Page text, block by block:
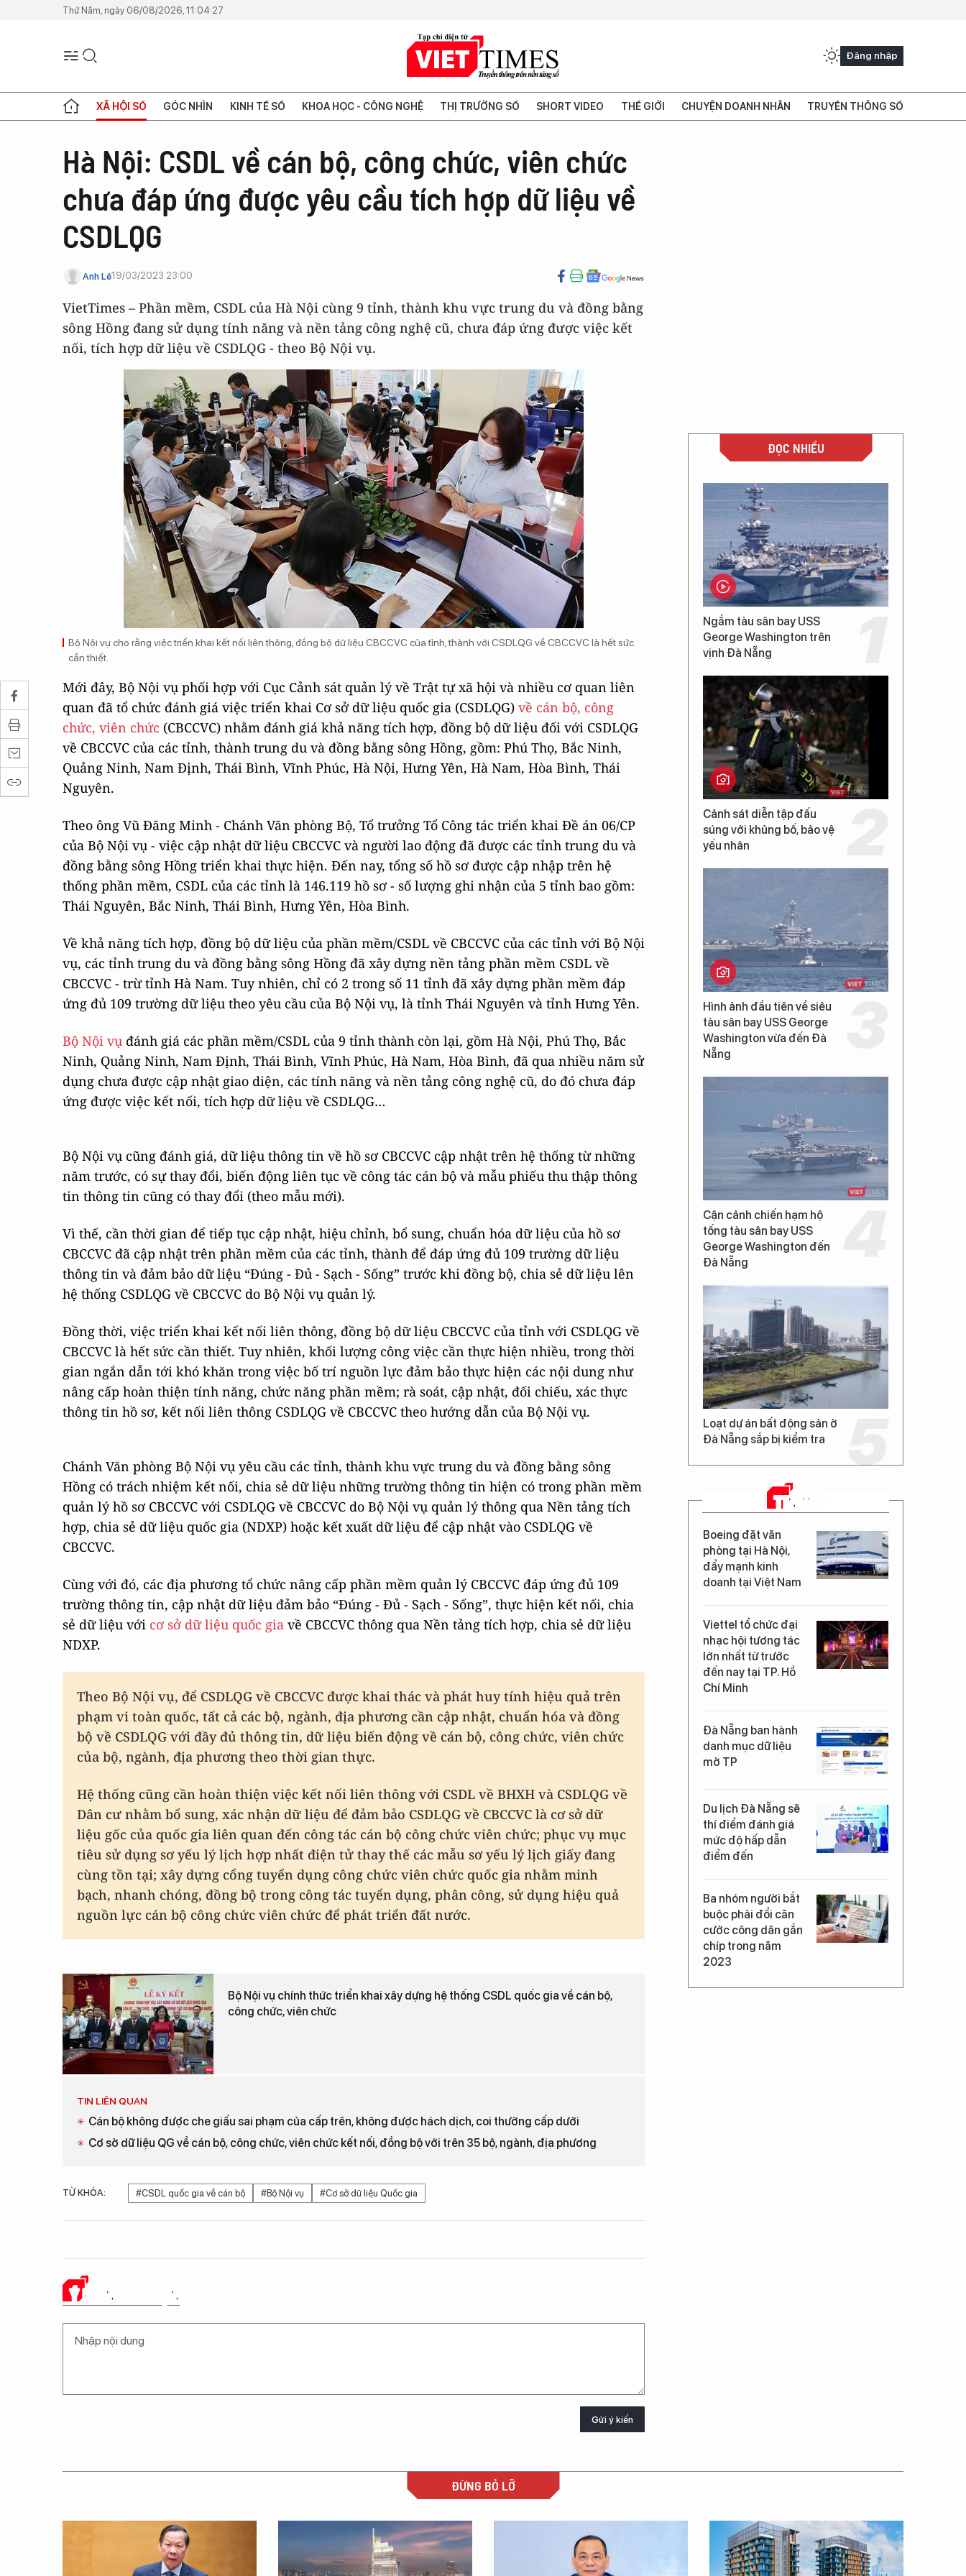
Thứ Năm, ngày 06/08/2026, 11:04:27
Đăng nhập
XÃ HỘI SỐ GÓC NHÌN KINH TẾ SỐ KHOA HỌC - CÔNG NGHỆ THỊ TRƯỜNG SỐ SHORT VIDEO THẾ GIỚI CHUYỆN DOANH NHÂN TRUYỀN THÔNG SỐ
Hà Nội: CSDL về cán bộ, công chức, viên chức
chưa đáp ứng được yêu cầu tích hợp dữ liệu về
CSDLQG
Anh Lê19/03/2023 23:00
VietTimes – Phần mềm, CSDL của Hà Nội cùng 9 tỉnh, thành khu vực trung du và đồng bằng
sông Hồng đang sử dụng tính năng và nền tảng công nghệ cũ, chưa đáp ứng được việc kết
nối, tích hợp dữ liệu về CSDLQG - theo Bộ Nội vụ.
Bộ Nội vụ cho rằng việc triển khai kết nối liên thông, đồng bộ dữ liệu CBCCVC của tỉnh, thành với CSDLQG về CBCCVC là hết sức
cần thiết.
Mới đây, Bộ Nội vụ phối hợp với Cục Cảnh sát quản lý về Trật tự xã hội và nhiều cơ quan liên
quan đã tổ chức đánh giá việc triển khai Cơ sở dữ liệu quốc gia (CSDLQG) về cán bộ, công
chức, viên chức (CBCCVC) nhằm đánh giá khả năng tích hợp, đồng bộ dữ liệu đối với CSDLQG
về CBCCVC của các tỉnh, thành trung du và đồng bằng sông Hồng, gồm: Phú Thọ, Bắc Ninh,
Quảng Ninh, Nam Định, Thái Bình, Vĩnh Phúc, Hà Nội, Hưng Yên, Hà Nam, Hòa Bình, Thái
Nguyên.
Theo ông Vũ Đăng Minh - Chánh Văn phòng Bộ, Tổ trưởng Tổ Công tác triển khai Đề án 06/CP
của Bộ Nội vụ - việc cập nhật dữ liệu CBCCVC và người lao động đã được các tỉnh trung du và
đồng bằng sông Hồng triển khai thực hiện. Đến nay, tổng số hồ sơ được cập nhập trên hệ
thống phần mềm, CSDL của các tỉnh là 146.119 hồ sơ - số lượng ghi nhận của 5 tỉnh bao gồm:
Thái Nguyên, Bắc Ninh, Thái Bình, Hưng Yên, Hòa Bình.
Về khả năng tích hợp, đồng bộ dữ liệu của phần mềm/CSDL về CBCCVC của các tỉnh với Bộ Nội
vụ, các tỉnh trung du và đồng bằng sông Hồng đã xây dựng nền tảng phần mềm CSDL về
CBCCVC - trừ tỉnh Hà Nam. Tuy nhiên, chỉ có 2 trong số 11 tỉnh đã xây dựng phần mềm đáp
ứng đủ 109 trường dữ liệu theo yêu cầu của Bộ Nội vụ, là tỉnh Thái Nguyên và tỉnh Hưng Yên.
Bộ Nội vụ đánh giá các phần mềm/CSDL của 9 tỉnh thành còn lại, gồm Hà Nội, Phú Thọ, Bắc
Ninh, Quảng Ninh, Nam Định, Thái Bình, Vĩnh Phúc, Hà Nam, Hòa Bình, đã qua nhiều năm sử
dụng chưa được cập nhật giao diện, các tính năng và nền tảng công nghệ cũ, do đó chưa đáp
ứng được việc kết nối, tích hợp dữ liệu về CSDLQG…
Bộ Nội vụ cũng đánh giá, dữ liệu thông tin về hồ sơ CBCCVC cập nhật trên hệ thống từ những
năm trước, có sự thay đổi, biến động liên tục về công tác cán bộ và mẫu phiếu thu thập thông
tin thông tin cũng có thay đổi (theo mẫu mới).
Vì thế, cần thời gian để tiếp tục cập nhật, hiệu chỉnh, bổ sung, chuẩn hóa dữ liệu của hồ sơ
CBCCVC đã cập nhật trên phần mềm của các tỉnh, thành để đáp ứng đủ 109 trường dữ liệu
thông tin và đảm bảo dữ liệu “Đúng - Đủ - Sạch - Sống” trước khi đồng bộ, chia sẻ dữ liệu lên
hệ thống CSDLQG về CBCCVC do Bộ Nội vụ quản lý.
Đồng thời, việc triển khai kết nối liên thông, đồng bộ dữ liệu CBCCVC của tỉnh với CSDLQG về
CBCCVC là hết sức cần thiết. Tuy nhiên, khối lượng công việc cần thực hiện nhiều, trong thời
gian ngắn dẫn tới khó khăn trong việc bố trí nguồn lực đảm bảo thực hiện các nội dung như
nâng cấp hoàn thiện tính năng, chức năng phần mềm; rà soát, cập nhật, đối chiếu, xác thực
thông tin hồ sơ, kết nối liên thông CSDLQG về CBCCVC theo hướng dẫn của Bộ Nội vụ.
Chánh Văn phòng Bộ Nội vụ yêu cầu các tỉnh, thành khu vực trung du và đồng bằng sông
Hồng có trách nhiệm kết nối, chia sẻ dữ liệu những trường thông tin hiện có trong phần mềm
quản lý hồ sơ CBCCVC với CSDLQG về CBCCVC do Bộ Nội vụ quản lý thông qua Nền tảng tích
hợp, chia sẻ dữ liệu quốc gia (NDXP) hoặc kết xuất dữ liệu để cập nhật vào CSDLQG về
CBCCVC.
Cùng với đó, các địa phương tổ chức nâng cấp phần mềm quản lý CBCCVC đáp ứng đủ 109
trường thông tin, cập nhật dữ liệu đảm bảo “Đúng - Đủ - Sạch - Sống”, thực hiện kết nối, chia
sẻ dữ liệu với cơ sở dữ liệu quốc gia về CBCCVC thông qua Nền tảng tích hợp, chia sẻ dữ liệu
NDXP.
Theo Bộ Nội vụ, để CSDLQG về CBCCVC được khai thác và phát huy tính hiệu quả trên
phạm vi toàn quốc, tất cả các bộ, ngành, địa phương cần cập nhật, chuẩn hóa và đồng
bộ về CSDLQG với đầy đủ thông tin, dữ liệu biến động về cán bộ, công chức, viên chức
của bộ, ngành, địa phương theo thời gian thực.
Hệ thống cũng cần hoàn thiện việc kết nối liên thông với CSDL về BHXH và CSDLQG về
Dân cư nhằm bổ sung, xác nhận dữ liệu để đảm bảo CSDLQG về CBCCVC là cơ sở dữ
liệu gốc của quốc gia liên quan đến công tác cán bộ công chức viên chức; phục vụ mục
tiêu sử dụng sơ yếu lý lịch hợp nhất điện tử thay thế các mẫu sơ yếu lý lịch giấy đang
cùng tồn tại; xây dựng cổng tuyển dụng công chức viên chức quốc gia nhằm minh
bạch, nhanh chóng, đồng bộ trong công tác tuyển dụng, phân công, sử dụng hiệu quả
nguồn lực cán bộ công chức viên chức để phát triển đất nước.
Bộ Nội vụ chính thức triển khai xây dựng hệ thống CSDL quốc gia về cán bộ,
công chức, viên chức
TIN LIÊN QUAN
Cán bộ không được che giấu sai phạm của cấp trên, không được hách dịch, coi thường cấp dưới
Cơ sở dữ liệu QG về cán bộ, công chức, viên chức kết nối, đồng bộ với trên 35 bộ, ngành, địa phương
TỪ KHÓA: #CSDL quốc gia về cán bộ #Bộ Nội vụ #Cơ sở dữ liệu Quốc gia
Ý KIẾN CỦA BẠN
Gửi ý kiến
ĐỌC NHIỀU
Ngắm tàu sân bay USS
George Washington trên
vịnh Đà Nẵng
Cảnh sát diễn tập đấu
súng với khủng bố, bảo vệ
yếu nhân
Hình ảnh đầu tiên về siêu
tàu sân bay USS George
Washington vừa đến Đà
Nẵng
Cận cảnh chiến hạm hộ
tống tàu sân bay USS
George Washington đến
Đà Nẵng
Loạt dự án bất động sản ở
Đà Nẵng sắp bị kiểm tra
TIN MỚI
Boeing đặt văn
phòng tại Hà Nội,
đẩy mạnh kinh
doanh tại Việt Nam
Viettel tổ chức đại
nhạc hội tương tác
lớn nhất từ trước
đến nay tại TP. Hồ
Chí Minh
Đà Nẵng ban hành
danh mục dữ liệu
mở TP
Du lịch Đà Nẵng sẽ
thí điểm đánh giá
mức độ hấp dẫn
điểm đến
Ba nhóm người bắt
buộc phải đổi căn
cước công dân gắn
chíp trong năm
2023
ĐỪNG BỎ LỠ